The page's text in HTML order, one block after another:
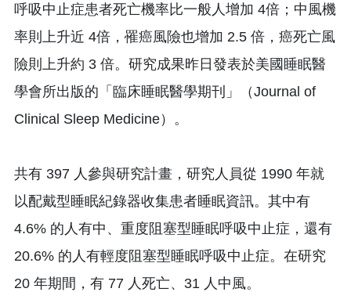
呼吸中止症患者死亡機率比一般人增加 4倍；中風機
率則上升近 4倍，罹癌風險也增加 2.5 倍，癌死亡風
險則上升約 3 倍。研究成果昨日發表於美國睡眠醫
學會所出版的「臨床睡眠醫學期刊」（Journal of
Clinical Sleep Medicine）。
共有 397 人參與研究計畫，研究人員從 1990 年就
以配戴型睡眠紀錄器收集患者睡眠資訊。其中有
4.6% 的人有中、重度阻塞型睡眠呼吸中止症，還有
20.6% 的人有輕度阻塞型睡眠呼吸中止症。在研究
20 年期間，有 77 人死亡、31 人中風。